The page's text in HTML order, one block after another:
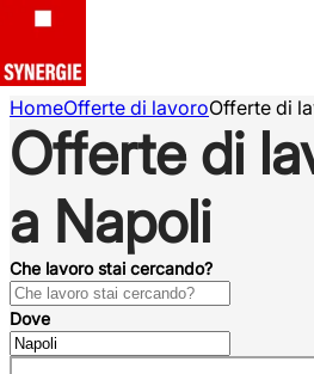
HomeOfferte di lavoroOfferte di
Offerte di
a Napoli
Che lavoro stai cercando?
Dove